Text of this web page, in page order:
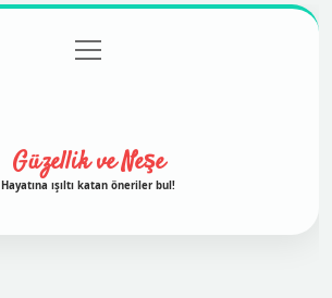
Gizlilik Politikası
menüyü
aç
Güzellik ve Neşe
Hayatına ışıltı katan öneriler bul!